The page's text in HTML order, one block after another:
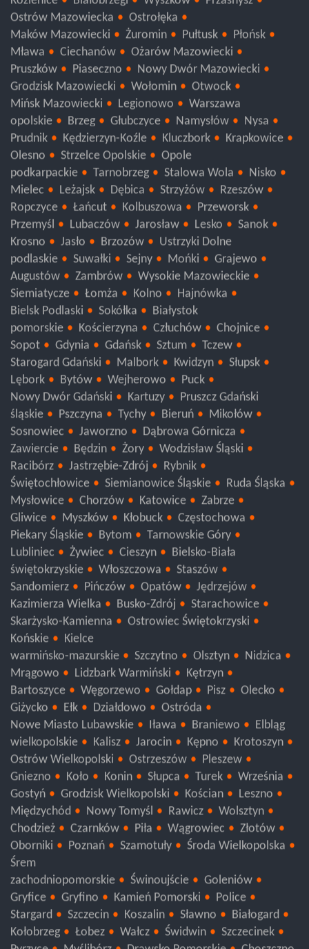
Kozienice
Białobrzegi Wyszków
Przasnysz
Ostrów Mazowiecka
Ostrołęka
Maków Mazowiecki
Żuromin Pułtusk
Płońsk
Mława
Ciechanów
Ożarów Mazowiecki
Pruszków
Piaseczno
Nowy Dwór Mazowiecki
Grodzisk Mazowiecki
Wołomin
Otwock
Mińsk Mazowiecki
Legionowo
Warszawa
opolskie
Brzeg Głubczyce Namysłów
Nysa
Prudnik
Kędzierzyn-Koźle Kluczbork
Krapkowice
Olesno
Strzelce Opolskie
Opole
podkarpackie
Tarnobrzeg Stalowa Wola
Nisko
Mielec
Leżajsk Dębica Strzyżów
Rzeszów
Ropczyce
Łańcut Kolbuszowa
Przeworsk
Przemyśl
Lubaczów Jarosław Lesko
Sanok
Krosno
Jasło Brzozów
Ustrzyki Dolne
podlaskie
Suwałki Sejny Mońki
Grajewo
Augustów
Zambrów
Wysokie Mazowieckie
Siemiatycze
Łomża Kolno
Hajnówka
Bielsk Podlaski
Sokółka
Białystok
pomorskie
Kościerzyna Człuchów
Chojnice
Sopot
Gdynia Gdańsk Sztum
Tczew
Starogard Gdański
Malbork Kwidzyn
Słupsk
Lębork
Bytów Wejherowo
Puck
Nowy Dwór Gdański
Kartuzy
Pruszcz Gdański
śląskie
Pszczyna Tychy Bieruń
Mikołów
Sosnowiec
Jaworzno
Dąbrowa Górnicza
Zawiercie
Będzin Żory
Wodzisław Śląski
Racibórz
Jastrzębie-Zdrój
Rybnik
Świętochłowice
Siemianowice Śląskie
Ruda Śląska
Mysłowice
Chorzów Katowice
Zabrze
Gliwice
Myszków Kłobuck
Częstochowa
Piekary Śląskie
Bytom
Tarnowskie Góry
Lubliniec
Żywiec Cieszyn
Bielsko-Biała
świętokrzyskie
Włoszczowa
Staszów
Sandomierz
Pińczów Opatów
Jędrzejów
Kazimierza Wielka
Busko-Zdrój
Starachowice
Skarżysko-Kamienna
Ostrowiec Świętokrzyski
Końskie
Kielce
warmińsko-mazurskie
Szczytno Olsztyn
Nidzica
Mrągowo
Lidzbark Warmiński
Kętrzyn
Bartoszyce
Węgorzewo Gołdap Pisz
Olecko
Giżycko
Ełk Działdowo
Ostróda
Nowe Miasto Lubawskie
Iława Braniewo
Elbląg
wielkopolskie
Kalisz Jarocin Kępno
Krotoszyn
Ostrów Wielkopolski
Ostrzeszów
Pleszew
Gniezno
Koło Konin Słupca Turek
Września
Gostyń
Grodzisk Wielkopolski Kościan
Leszno
Międzychód
Nowy Tomyśl Rawicz
Wolsztyn
Chodzież
Czarnków Piła Wągrowiec
Złotów
Oborniki
Poznań Szamotuły
Środa Wielkopolska
Śrem
zachodniopomorskie
Świnoujście
Goleniów
Gryfice
Gryfino Kamień Pomorski
Police
Stargard
Szczecin Koszalin Sławno
Białogard
Kołobrzeg
Łobez Wałcz Świdwin
Szczecinek